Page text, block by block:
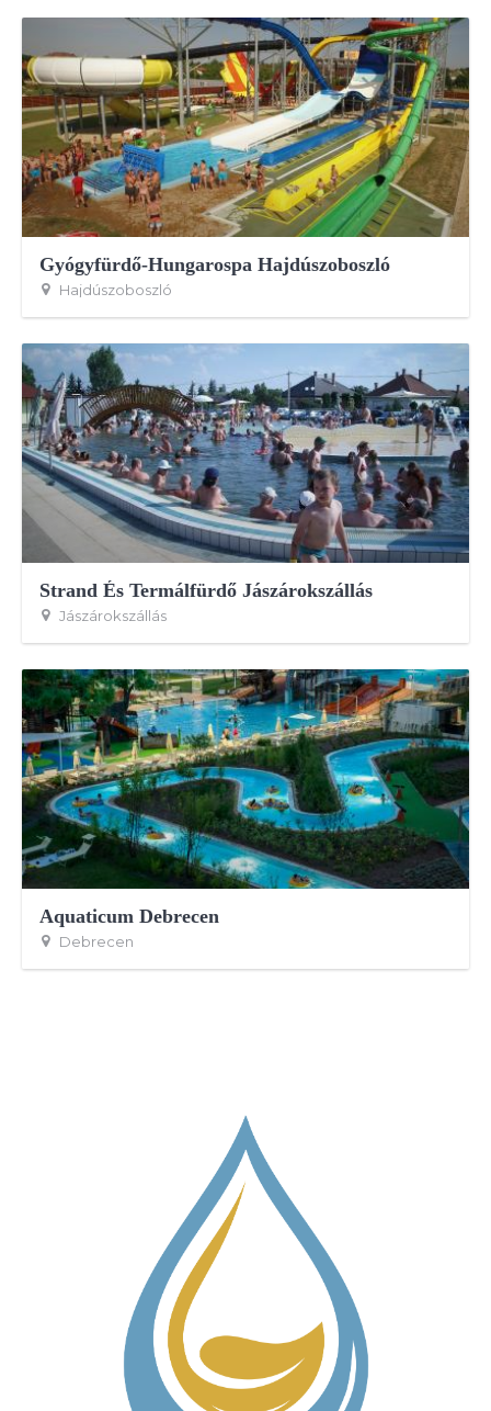
Gyógyfürdő-Hungarospa Hajdúszoboszló
Hajdúszoboszló
Strand És Termálfürdő Jászárokszállás
Jászárokszállás
Aquaticum Debrecen
Debrecen